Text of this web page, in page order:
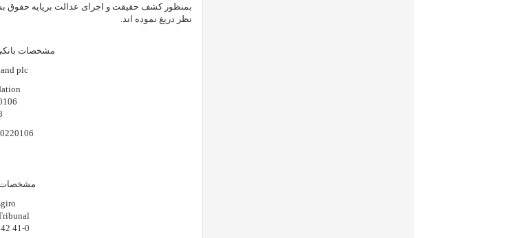
بمنظور کشف حقیقت و اجرای عدالت برپایه حقوق
نظر دریغ نموده اند.
مشخصات
plc
مشخصات
41-0